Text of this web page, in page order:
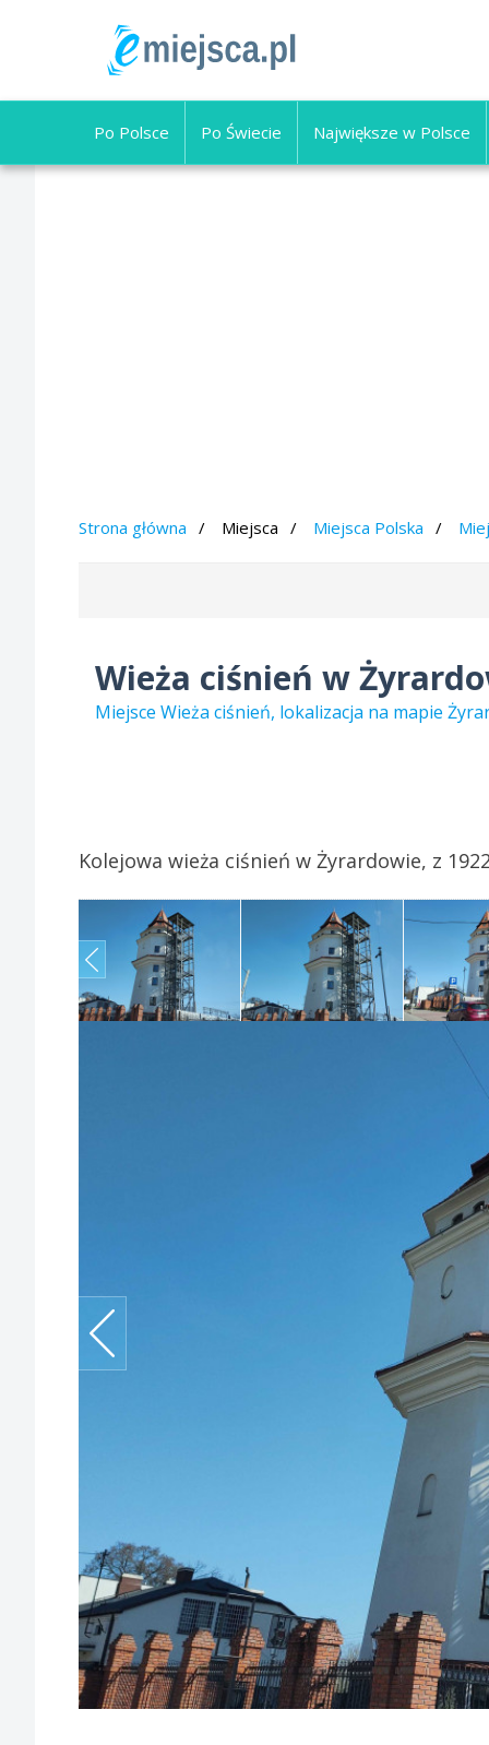
Po Polsce Po Świecie Największe w Polsce
Strona główna Miejsca Miejsca Polska
Wieża ciśnień w
Miejsce Wieża ciśnień, lokalizacja na mapie
Kolejowa wieża ciśnień w Żyrardowie, z